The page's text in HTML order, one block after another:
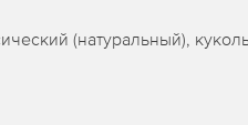
(натуральный),